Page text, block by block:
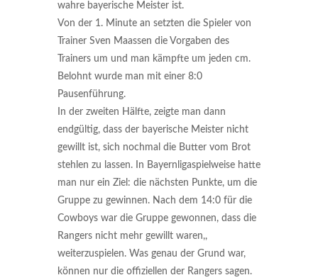
wahre bayerische Meister ist.
Von der 1. Minute an setzten die Spieler von
Trainer Sven Maassen die Vorgaben des
Trainers um und man kämpfte um jeden cm.
Belohnt wurde man mit einer 8:0
Pausenführung.
In der zweiten Hälfte, zeigte man dann
endgültig, dass der bayerische Meister nicht
gewillt ist, sich nochmal die Butter vom Brot
stehlen zu lassen. In Bayernligaspielweise hatte
man nur ein Ziel: die nächsten Punkte, um die
Gruppe zu gewinnen. Nach dem 14:0 für die
Cowboys war die Gruppe gewonnen, dass die
Rangers nicht mehr gewillt waren,,
weiterzuspielen. Was genau der Grund war,
können nur die offiziellen der Rangers sagen.